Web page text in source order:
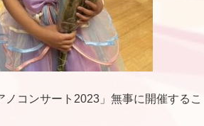
コンサート2023」無事に開催するこ